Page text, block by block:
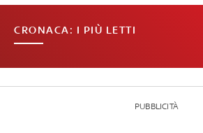
CRONACA: I PIÙ LETTI
PUBBLICITÀ